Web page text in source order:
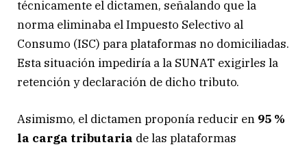
técnicamente el dictamen, señalando que la
norma eliminaba el Impuesto Selectivo al
Consumo (ISC) para plataformas no domiciliadas.
Esta situación impediría a la SUNAT exigirles la
retención y declaración de dicho tributo.
Asimismo, el dictamen proponía reducir en 95 %
la carga tributaria de las plataformas